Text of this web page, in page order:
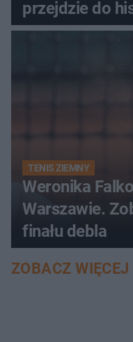
przejdzie do
TENIS ZIEMNY
Weronika
Warszawie.
finału debla
ZOBACZ WIĘCEJ